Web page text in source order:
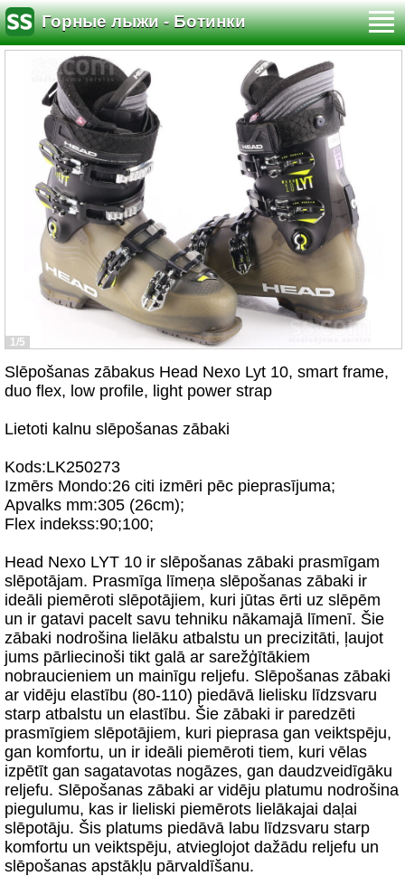
Горные лыжи - Ботинки
1/5
Slēpošanas zābakus Head Nexo Lyt 10, smart frame,
duo flex, low profile, light power strap
Lietoti kalnu slēpošanas zābaki
Kods:LK250273
Izmērs Mondo:26 citi izmēri pēc pieprasījuma;
Apvalks mm:305 (26cm);
Flex indekss:90;100;
Head Nexo LYT 10 ir slēpošanas zābaki prasmīgam
slēpotājam. Prasmīga līmeņa slēpošanas zābaki ir
ideāli piemēroti slēpotājiem, kuri jūtas ērti uz slēpēm
un ir gatavi pacelt savu tehniku nākamajā līmenī. Šie
zābaki nodrošina lielāku atbalstu un precizitāti, ļaujot
jums pārliecinoši tikt galā ar sarežģītākiem
nobraucieniem un mainīgu reljefu. Slēpošanas zābaki
ar vidēju elastību (80-110) piedāvā lielisku līdzsvaru
starp atbalstu un elastību. Šie zābaki ir paredzēti
prasmīgiem slēpotājiem, kuri pieprasa gan veiktspēju,
gan komfortu, un ir ideāli piemēroti tiem, kuri vēlas
izpētīt gan sagatavotas nogāzes, gan daudzveidīgāku
reljefu. Slēpošanas zābaki ar vidēju platumu nodrošina
piegulumu, kas ir lieliski piemērots lielākajai daļai
slēpotāju. Šis platums piedāvā labu līdzsvaru starp
komfortu un veiktspēju, atvieglojot dažādu reljefu un
slēpošanas apstākļu pārvaldīšanu.